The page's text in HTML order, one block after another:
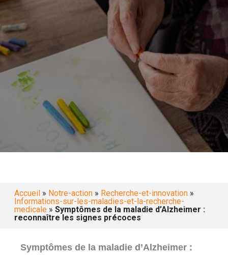
Accueil » Notre-action » Recherche-et-innovation »
Informations-sur-les-maladies-et-la-recherche-
medicale » Symptômes de la maladie d’Alzheimer :
reconnaître les signes précoces
Symptômes de la maladie d’Alzheimer :